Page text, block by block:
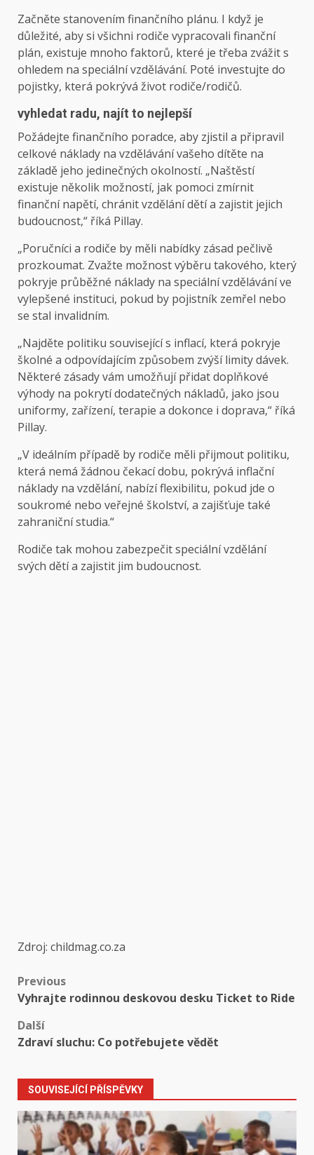
Začněte stanovením finančního plánu. I když je
důležité, aby si všichni rodiče vypracovali finanční
plán, existuje mnoho faktorů, které je třeba zvážit s
ohledem na speciální vzdělávání. Poté investujte do
pojistky, která pokrývá život rodiče/rodičů.
vyhledat radu, najít to nejlepší
Požádejte finančního poradce, aby zjistil a připravil
celkové náklady na vzdělávání vašeho dítěte na
základě jeho jedinečných okolností. „Naštěstí
existuje několik možností, jak pomoci zmírnit
finanční napětí, chránit vzdělání dětí a zajistit jejich
budoucnost,“ říká Pillay.
„Poručníci a rodiče by měli nabídky zásad pečlivě
prozkoumat. Zvažte možnost výběru takového, který
pokryje průběžné náklady na speciální vzdělávání ve
vylepšené instituci, pokud by pojistník zemřel nebo
se stal invalidním.
„Najděte politiku související s inflací, která pokryje
školné a odpovídajícím způsobem zvýší limity dávek.
Některé zásady vám umožňují přidat doplňkové
výhody na pokrytí dodatečných nákladů, jako jsou
uniformy, zařízení, terapie a dokonce i doprava,“ říká
Pillay.
„V ideálním případě by rodiče měli přijmout politiku,
která nemá žádnou čekací dobu, pokrývá inflační
náklady na vzdělání, nabízí flexibilitu, pokud jde o
soukromé nebo veřejné školství, a zajišťuje také
zahraniční studia.“
Rodiče tak mohou zabezpečit speciální vzdělání
svých dětí a zajistit jim budoucnost.
Zdroj: childmag.co.za
Post
navigation
Previous
Vyhrajte rodinnou deskovou desku Ticket to Ride
Další
Zdraví sluchu: Co potřebujete vědět
SOUVISEJÍCÍ PŘÍSPĚVKY